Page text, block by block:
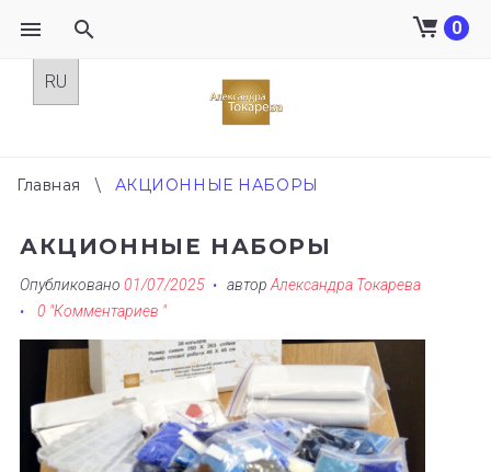
0
Главная \ АКЦИОННЫЕ НАБОРЫ
АКЦИОННЫЕ НАБОРЫ
Опубликовано 01/07/2025 автор Александра Токарева
0 "Комментариев "